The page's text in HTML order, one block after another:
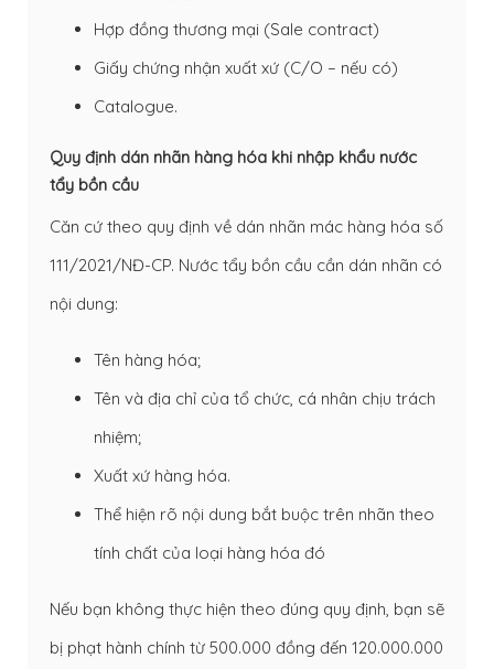
Hợp đồng thương mại (Sale contract)
Giấy chứng nhận xuất xứ (C/O – nếu có)
Catalogue.
Quy định dán nhãn hàng hóa khi nhập khẩu nước
tẩy bồn cầu
Căn cứ theo quy định về dán nhãn mác hàng hóa số
111/2021/NĐ-CP. Nước tẩy bồn cầu cần dán nhãn có
nội dung:
Tên hàng hóa;
Tên và địa chỉ của tổ chức, cá nhân chịu trách
nhiệm;
Xuất xứ hàng hóa.
Thể hiện rõ nội dung bắt buộc trên nhãn theo
tính chất của loại hàng hóa đó
Nếu bạn không thực hiện theo đúng quy định, bạn sẽ
bị phạt hành chính từ 500.000 đồng đến 120.000.000